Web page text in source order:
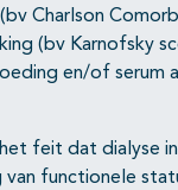
Charlson
(bv Karnofsky
en/of serum
feit dat dialyse in
functionele